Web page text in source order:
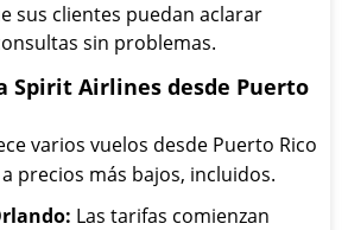
sus clientes puedan aclarar
sin problemas.
Spirit Airlines desde Puerto
varios vuelos desde Puerto Rico
precios más bajos, incluidos.
Las tarifas comienzan